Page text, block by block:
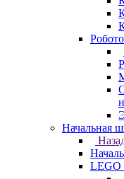
Начальная
LEGO